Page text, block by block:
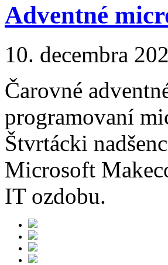
Adventné
10. decembra
Čarovné
programovaní
Štvrtácki
Microsoft
IT ozdobu.